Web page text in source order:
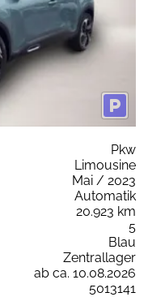
Pkw
Limousine
Mai / 2023
Automatik
20.923 km
5
Blau
Zentrallager
ab ca. 10.08.2026
5013141